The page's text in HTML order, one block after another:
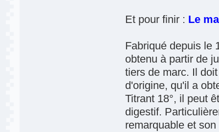
Et pour finir : Le
Fabriqué depuis le
obtenu à partir de
tiers de marc. Il
d'origine, qu'il a
Titrant 18°, il peut
digestif.
remarquable et